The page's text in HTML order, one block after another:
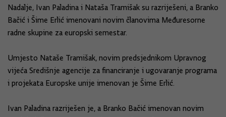
Nadalje, Ivan Paladina i Nataša Tramišak su razriješeni, a Branko
Bačić i Šime Erlić imenovani novim članovima Međuresorne
radne skupine za europski semestar.
Umjesto Nataše Tramišak, novim predsjednikom Upravnog
vijeća Središnje agencije za financiranje i ugovaranje programa
i projekata Europske unije imenovan je Šime Erlić.
Ivan Paladina razriješen je, a Branko Bačić imenovan novim